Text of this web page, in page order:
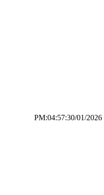
PM:04:57:30/01/2026